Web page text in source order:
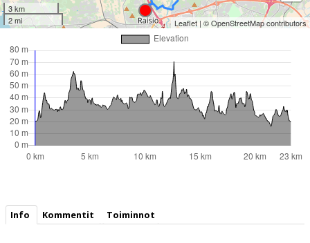
3 km
2 mi
Leaflet | ©OpenStreetMapcontributors
Info Kommentit Toiminnot